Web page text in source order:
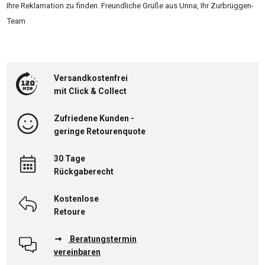
Ihre Reklamation zu finden. Freundliche Grüße aus Unna, Ihr Zurbrüggen-
Team
Versandkostenfrei
mit Click & Collect
Zufriedene Kunden -
geringe Retourenquote
30 Tage
Rückgaberecht
Kostenlose
Retoure
Beratungstermin
vereinbaren